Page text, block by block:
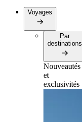
Voyages
Par
destinations
Nouveautés
et
exclusivités